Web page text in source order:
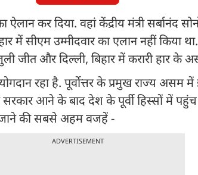
कर दिया. वहां केंद्रीय मंत्री सर्बानंद
में सीएम उम्मीदवार का एलान नहीं किया
जीत और दिल्ली, बिहार में करारी हार
रहा है. पूर्वोत्तर के प्रमुख राज्य
सरकार आने के बाद देश के पूर्वी हिस्सों में
जाने की सबसे अहम वजहें -
ADVERTISEMENT